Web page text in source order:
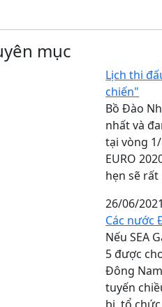
mục
Lịch thi
chiến"
Bồ Đào
nhất và
tại vòng
EURO
hẹn sẽ
26/06/2021
Các nước
Nếu SEA
5 được
Đông
tuyến